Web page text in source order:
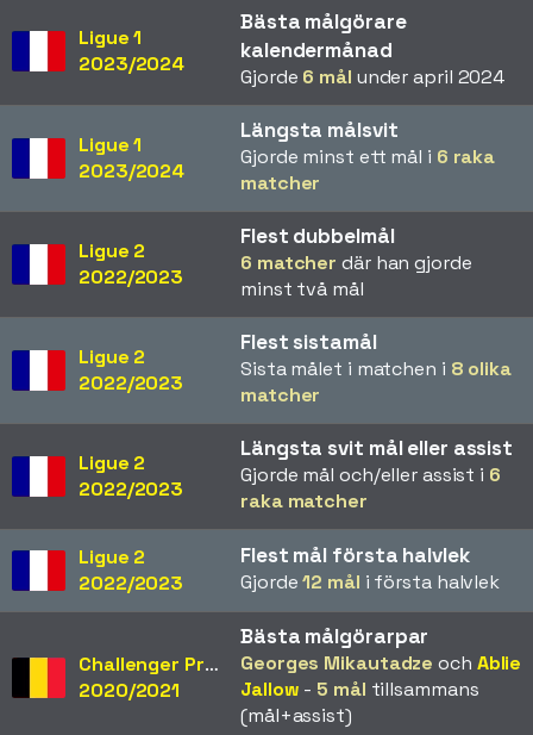
Ligue 1
2023/2024
Bästa målgörare
kalendermånad
Gjorde 6 mål under april 2024
Ligue 1
2023/2024
Längsta målsvit
Gjorde minst ett mål i 6 raka
matcher
Ligue 2
2022/2023
Flest dubbelmål
6 matcher där han gjorde
minst två mål
Ligue 2
2022/2023
Flest sistamål
Sista målet i matchen i 8 olika
matcher
Ligue 2
2022/2023
Längsta svit mål eller assist
Gjorde mål och/eller assist i 6
raka matcher
Ligue 2
2022/2023
Flest mål första halvlek
Gjorde12 mål i första halvlek
Challenger Pro League
2020/2021
Bästa målgörarpar
Georges Mikautadze och Ablie
Jallow - 5 mål tillsammans
(mål+assist)